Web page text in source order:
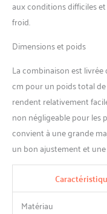
aux conditions difficiles
froid.
Dimensions et poids
La combinaison est livrée
cm pour un poids total de
rendent relativement
non négligeable pour les
convient à une grande
un bon ajustement et
Matériau